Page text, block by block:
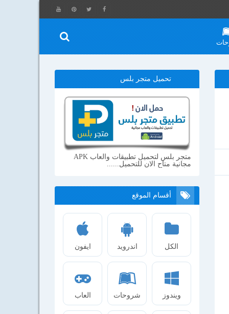
تحميل متجر بلس
متجر بلس لتحميل تطبيقات والعاب APK
مجانية متاح الان للتحميل......
أقسام الموقع
الكل اندرويد ايفون
ويندوز شروحات العاب